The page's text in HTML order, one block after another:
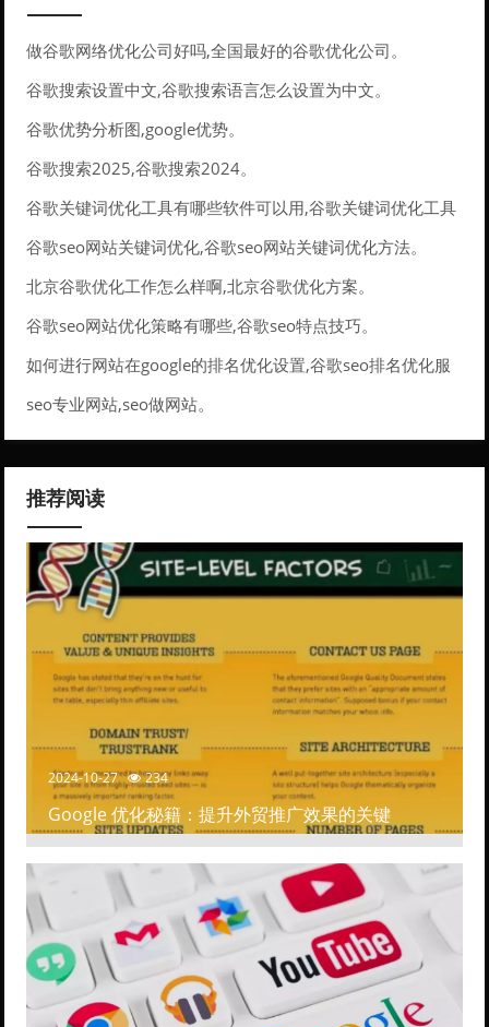
做谷歌网络优化公司好吗,全国最好的谷歌优化公司。
谷歌搜索设置中文,谷歌搜索语言怎么设置为中文。
谷歌优势分析图,google优势。
谷歌搜索2025,谷歌搜索2024。
谷歌关键词优化工具有哪些软件可以用,谷歌关键词优化工具
有哪些软件可以用的。
谷歌seo网站关键词优化,谷歌seo网站关键词优化方法。
北京谷歌优化工作怎么样啊,北京谷歌优化方案。
谷歌seo网站优化策略有哪些,谷歌seo特点技巧。
如何进行网站在google的排名优化设置,谷歌seo排名优化服
务。
seo专业网站,seo做网站。
推荐阅读
2024-10-27 234
Google 优化秘籍：提升外贸推广效果的关键